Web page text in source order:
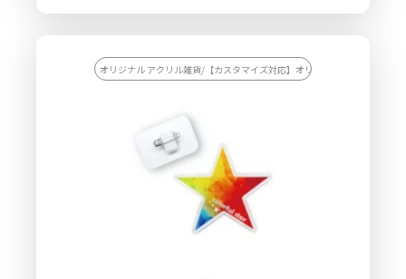
オリジナル アクリル雑貨/【カスタマイズ対応】オリジナル アクリル雑